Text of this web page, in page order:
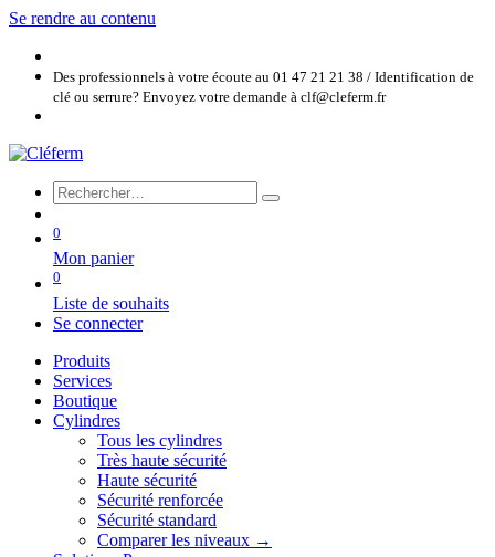
Se rendre au contenu
Des professionnels à votre écoute au 01 47 21 21 38 / Identification de
clé ou serrure? Envoyez votre demande à clf@cleferm.fr
0
Mon panier
0
Liste de souhaits
Se connecter
Produits
Services
Boutique
Cylindres
Tous les cylindres
Très haute sécurité
Haute sécurité
Sécurité renforcée
Sécurité standard
Comparer les niveaux →